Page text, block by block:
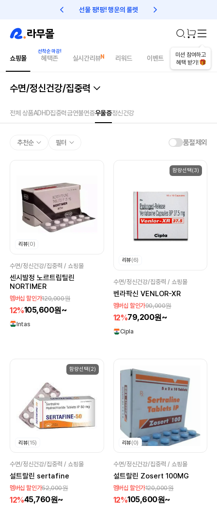
선물 팡!팡! 행운의 룰렛 친구초대 1만원 리워드!
미션 참여하고
혜택 받기!
쇼핑몰 혜택존 실시간리뷰 리워드 이벤트 건강매거진
수면/정신건강/집중력
전체 상품ADHD집중력금연불면증우울증정신건강
추천순 필터 품절제외
리뷰(0)
수면/정신건강/집중력 / 쇼핑몰
센시발정 노르트립틸린
NORTIMER
멤버십 할인가120,000원
12%105,600원~
Intas
함량선택(3)
리뷰(6)
수면/정신건강/집중력 / 쇼핑몰
벤라팍신 VENLOR-XR
멤버십 할인가90,000원
12%79,200원~
Cipla
함량선택(2)
리뷰(15)
수면/정신건강/집중력 / 쇼핑몰
설트랄린 sertafine
멤버십 할인가52,000원
12%45,760원~
리뷰(0)
수면/정신건강/집중력 / 쇼핑몰
설트랄린 Zosert 100MG
멤버십 할인가120,000원
12%105,600원~